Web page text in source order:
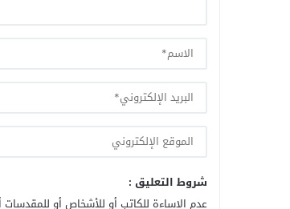
شروط التعليق :
عدم الإساءة للكاتب أو للأشخاص أو للمقدسات